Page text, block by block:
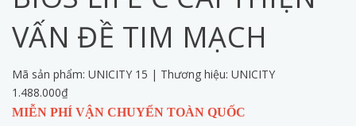
VẤN ĐỀ TIM MẠCH
Mã sản phẩm: UNICITY 15 | Thương hiệu: UNICITY
1.488.000₫
MIỄN PHÍ VẬN CHUYỂN TOÀN QUỐC